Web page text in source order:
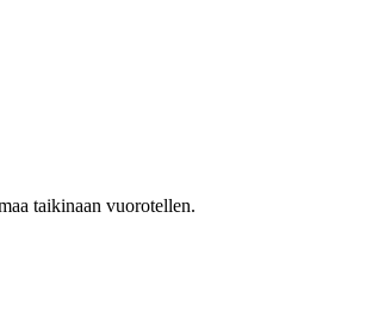
taikinaan vuorotellen.